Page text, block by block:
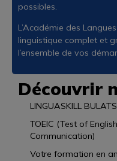
possibles.
L’Académie des
linguistique complet et
l’ensemble de vos
Découvrir
LINGUASKILL BULATS
TOEIC (Test of
Communication)
Votre formation en